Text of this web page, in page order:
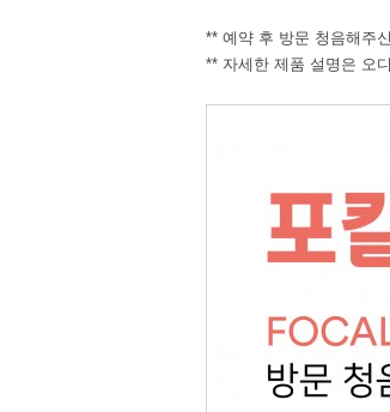
** 예약 후 방문 청음해주
** 자세한 제품 설명은 오